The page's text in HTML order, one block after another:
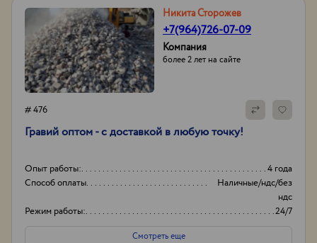
Никита Сторожев
+7(964)726-07-09
Компания
более 2 лет на сайте
# 476
Гравий оптом - с доставкой в любую точку!
Опыт работы:
4 года
Способ оплаты
Наличные/ндс/без
ндс
Режим работы:
24/7
Фракция
20-70
Смотреть еще